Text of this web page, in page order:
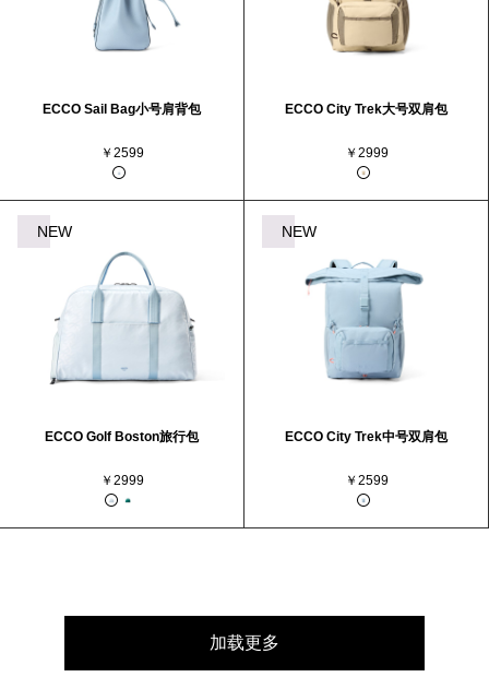
ECCO Sail Bag小号肩背包
￥2599
ECCO City Trek大号双肩包
￥2999
NEW
ECCO Golf Boston旅行包
￥2999
NEW
ECCO City Trek中号双肩包
￥2599
加载更多